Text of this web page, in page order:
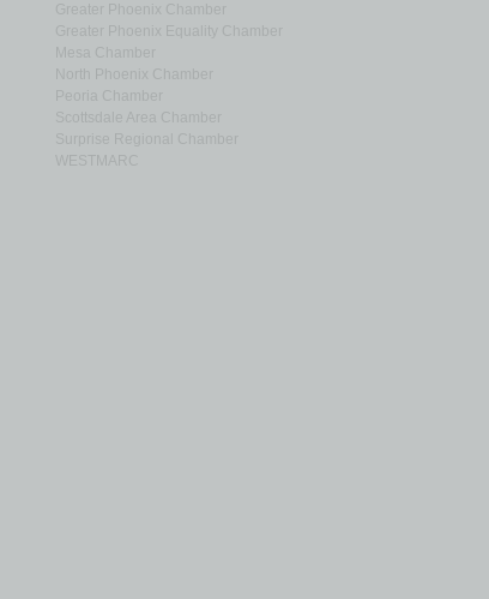
Greater Phoenix Chamber
Greater Phoenix Equality Chamber
Mesa Chamber
North Phoenix Chamber
Peoria Chamber
Scottsdale Area Chamber
Surprise Regional Chamber